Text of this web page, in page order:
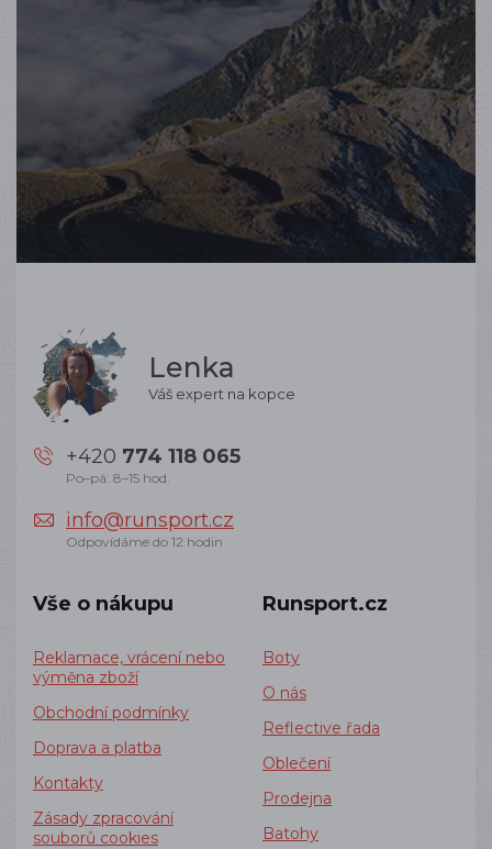
Lenka
Váš expert na kopce
+420 774 118 065
Po–pá: 8–15 hod.
info@runsport.cz
Odpovídáme do 12 hodin
Vše o nákupu
Reklamace, vrácení nebo
výměna zboží
Obchodní podmínky
Doprava a platba
Kontakty
Zásady zpracování
souborů cookies
Runsport.cz
Boty
O nás
Reflective řada
Oblečení
Prodejna
Batohy